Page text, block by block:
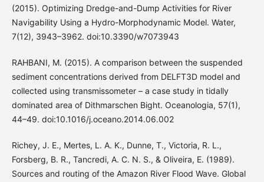
(2015). Optimizing Dredge-and-Dump Activities for River
Navigability Using a Hydro-Morphodynamic Model. Water,
7(12), 3943–3962. doi:10.3390/w7073943
RAHBANI, M. (2015). A comparison between the suspended
sediment concentrations derived from DELFT3D model and
collected using transmissometer – a case study in tidally
dominated area of Dithmarschen Bight. Oceanologia, 57(1),
44–49. doi:10.1016/j.oceano.2014.06.002
Richey, J. E., Mertes, L. A. K., Dunne, T., Victoria, R. L.,
Forsberg, B. R., Tancredi, A. C. N. S., & Oliveira, E. (1989).
Sources and routing of the Amazon River Flood Wave. Global